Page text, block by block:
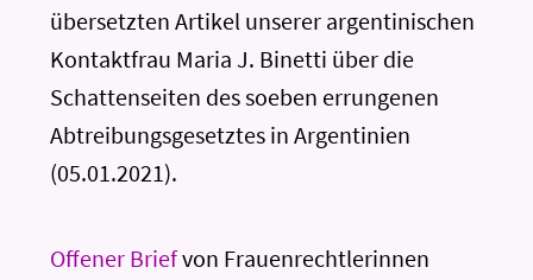
übersetzten Artikel unserer argentinischen
Kontaktfrau Maria J. Binetti über die
Schattenseiten des soeben errungenen
Abtreibungsgesetztes in Argentinien
(05.01.2021).
Offener Briefvon Frauenrechtlerinnen